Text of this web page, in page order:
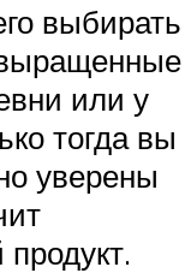
выбирать
или у
тогда вы
уверены